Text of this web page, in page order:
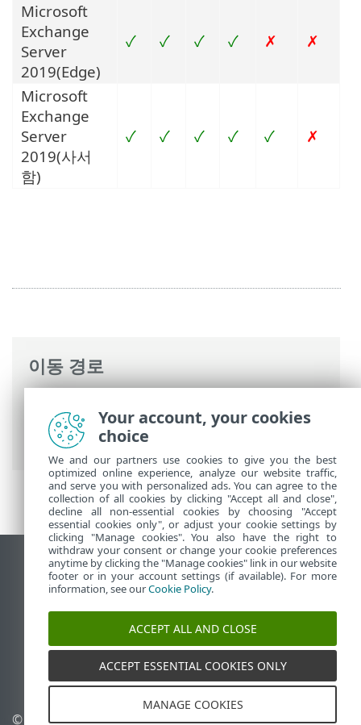
이동 경로
사양> ESET Mail Security 기능 및
Exchange Server 역할
Microsoft
Exchange
Server
2019(Edge)
✓ ✓ ✓ ✓ ✗ ✗
Microsoft
Exchange
Server
2019(사서
함)
✓ ✓ ✓ ✓ ✓ ✗
데스크톱 사이트 보기
End of Life
ESET 지식 베이스
ESET Status Portal
국가별 지원
© 1992-2026ESET, spol. s 쿠키 관리
Your account, your cookies
choice
We and our partners use cookies to give you the best
optimized online experience, analyze our website traffic,
and serve you with personalized ads. You can agree to the
collection of all cookies by clicking "Accept all and close",
decline all non-essential cookies by choosing "Accept
essential cookies only", or adjust your cookie settings by
clicking "Manage cookies". You also have the right to
withdraw your consent or change your cookie preferences
anytime by clicking the "Manage cookies" link in our website
footer or in your account settings (if available). For more
information, see ourCookie Policy.
ACCEPT ALL AND CLOSE
ACCEPT ESSENTIAL COOKIES ONLY
MANAGE COOKIES